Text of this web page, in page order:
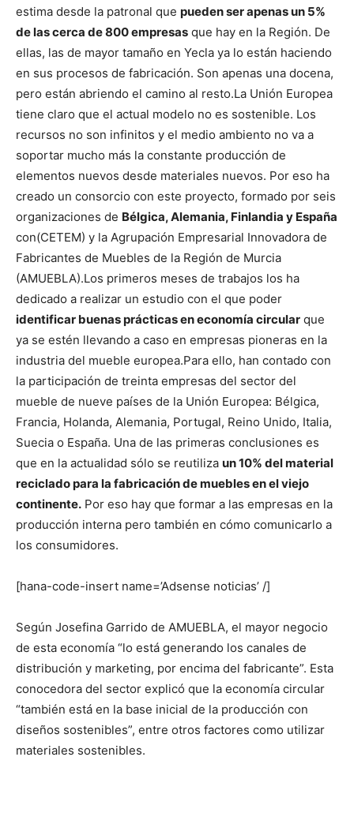
estima desde la patronal que pueden ser apenas un 5%
de las cerca de 800 empresas que hay en la Región. De
ellas, las de mayor tamaño en Yecla ya lo están haciendo
en sus procesos de fabricación. Son apenas una docena,
pero están abriendo el camino al resto.La Unión Europea
tiene claro que el actual modelo no es sostenible. Los
recursos no son infinitos y el medio ambiento no va a
soportar mucho más la constante producción de
elementos nuevos desde materiales nuevos. Por eso ha
creado un consorcio con este proyecto, formado por seis
organizaciones de Bélgica, Alemania, Finlandia y España
con(CETEM) y la Agrupación Empresarial Innovadora de
Fabricantes de Muebles de la Región de Murcia
(AMUEBLA).Los primeros meses de trabajos los ha
dedicado a realizar un estudio con el que poder
identificar buenas prácticas en economía circular que
ya se estén llevando a caso en empresas pioneras en la
industria del mueble europea.Para ello, han contado con
la participación de treinta empresas del sector del
mueble de nueve países de la Unión Europea: Bélgica,
Francia, Holanda, Alemania, Portugal, Reino Unido, Italia,
Suecia o España. Una de las primeras conclusiones es
que en la actualidad sólo se reutiliza un 10% del material
reciclado para la fabricación de muebles en el viejo
continente. Por eso hay que formar a las empresas en la
producción interna pero también en cómo comunicarlo a
los consumidores.
[hana-code-insert name=’Adsense noticias’ /]
Según Josefina Garrido de AMUEBLA, el mayor negocio
de esta economía “lo está generando los canales de
distribución y marketing, por encima del fabricante”. Esta
conocedora del sector explicó que la economía circular
“también está en la base inicial de la producción con
diseños sostenibles”, entre otros factores como utilizar
materiales sostenibles.